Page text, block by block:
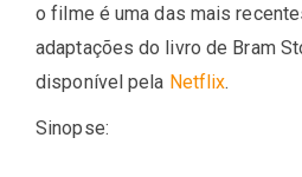
o filme é uma das mais
adaptações do livro de Bram
disponível pela Netflix.
Sinopse: